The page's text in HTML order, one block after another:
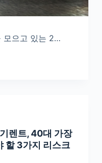
모으고 있는 2…
렌트, 40대 가장
할 3가지 리스크